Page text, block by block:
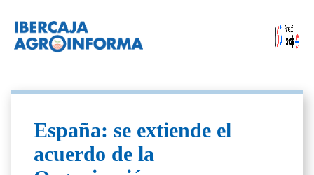
España: se extiende el
acuerdo de la